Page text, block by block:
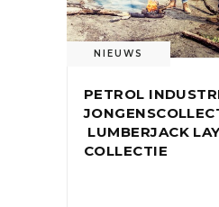
NIEUWS
PETROL
LUMBERJACK
COLLECTIE